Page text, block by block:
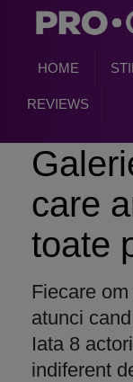
HOME
REVIEWS
care
toate
Fiecare
atunci
Iata 8
indiferent